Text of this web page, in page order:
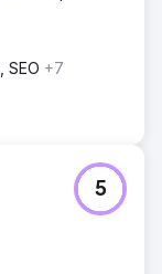
SEO +7
5